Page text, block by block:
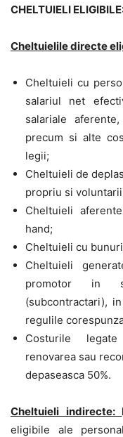
CHELTUIELI
Cheltuielile directe
Cheltuieli cu
salariul net
salariale
precum si alte
legii;
Cheltuieli de
propriu si
Cheltuieli
hand;
Cheltuieli cu
Cheltuieli
promotor in
(subcontractari),
regulile
Costurile
renovarea sau
depaseasca 50%.
Cheltuieli indirecte:
eligibile ale